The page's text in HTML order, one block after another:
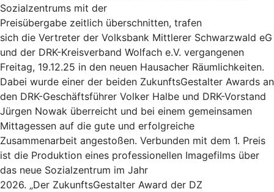
Sozialzentrums mit der
Preisübergabe zeitlich überschnitten, trafen
sich die Vertreter der Volksbank Mittlerer Schwarzwald eG
und der DRK-Kreisverband Wolfach e.V. vergangenen
Freitag, 19.12.25 in den neuen Hausacher Räumlichkeiten.
Dabei wurde einer der beiden ZukunftsGestalter Awards an
den DRK-Geschäftsführer Volker Halbe und DRK-Vorstand
Jürgen Nowak überreicht und bei einem gemeinsamen
Mittagessen auf die gute und erfolgreiche
Zusammenarbeit angestoßen. Verbunden mit dem 1. Preis
ist die Produktion eines professionellen Imagefilms über
das neue Sozialzentrum im Jahr
2026. „Der ZukunftsGestalter Award der DZ